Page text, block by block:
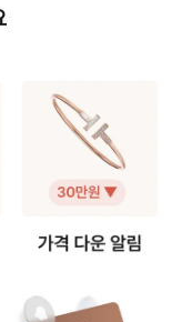
14~16호)
지 자유롭
→ 슬림한 두
천 - 2코일 링
로 두께감 있
크게 선택
사이즈 10
잘 맞습니
는 하나의
의 손가락
기만 하면 되니, 힘들게 고리 맞추느
라 고생할 필요가 없죠.🤍 게
리 디자인 자체가 독
지 세련되게 완성됩
스타일을 모두 챙겼습
요! 🍩 스테디 목걸이의 도넛 위치 -
비제로원 미니:
- 43cm 도넛 위치
및 정품 여부를 철저하고 꼼꼼하
궁금할 수 있는 내용에 대한 밀